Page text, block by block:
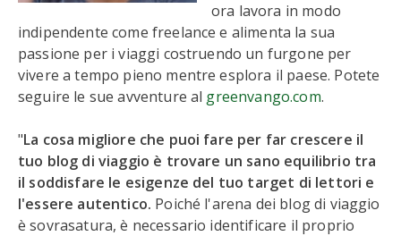
ora lavora in modo
indipendente come freelance e alimenta la sua
passione per i viaggi costruendo un furgone per
vivere a tempo pieno mentre esplora il paese. Potete
seguire le sue avventure al greenvango.com.
"La cosa migliore che puoi fare per far crescere il
tuo blog di viaggio è trovare un sano equilibrio tra
il soddisfare le esigenze del tuo target di lettori e
l'essere autentico. Poiché l'arena dei blog di viaggio
è sovrasatura, è necessario identificare il proprio